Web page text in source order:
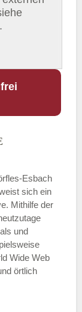
.
Esbach
sich ein
Mithilfe der
und
Wide Web
örtlich